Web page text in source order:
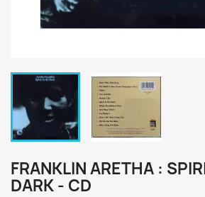
FRANKLIN ARETHA :
DARK - CD